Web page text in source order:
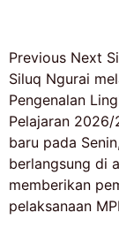
Previous Next
Siluq Ngurai
Pengenalan
Pelajaran
baru pada
berlangsung di
memberikan
pelaksanaan